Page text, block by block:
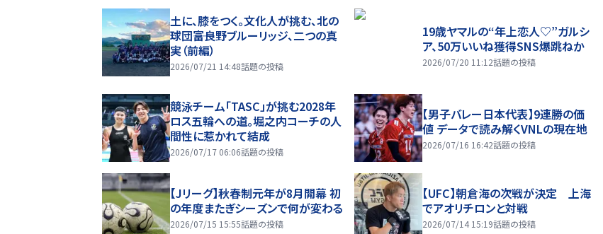
土に、膝をつく。文化人が挑む、北の
球団――富良野ブルーリッジ、二つの真
実（前編）
2026/07/21 14:48話題の投稿
19歳ヤマルの“年上恋人♡”ガルシ
ア、50万いいね獲得SNS爆跳ねか
2026/07/20 11:12話題の投稿
競泳チーム「TASC」が挑む2028年
ロス五輪への道。堀之内コーチの人
間性に惹かれて結成
2026/07/17 06:06話題の投稿
【男子バレー日本代表】9連勝の価
値 データで読み解くVNLの現在地
2026/07/16 16:42話題の投稿
【Jリーグ】秋春制元年が8月開幕 初
の年度またぎシーズンで何が変わる
2026/07/15 15:55話題の投稿
【UFC】朝倉海の次戦が決定 上海
でアオリチロンと対戦
2026/07/14 15:19話題の投稿